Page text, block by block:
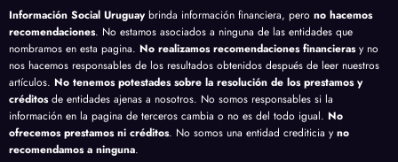
Información Social Uruguaybrinda información financiera, perono hacemos
recomendaciones. No estamos asociados a ninguna de las entidades que
nombramos en esta pagina.No realizamos recomendaciones financierasy no
nos hacemos responsables de los resultados obtenidos después de leer nuestros
artículos.No tenemos potestades sobre la resolución de los prestamos y
créditosde entidades ajenas a nosotros. No somos responsables si la
información en la pagina de terceros cambia o no es del todo igual. No
ofrecemos prestamos ni créditos